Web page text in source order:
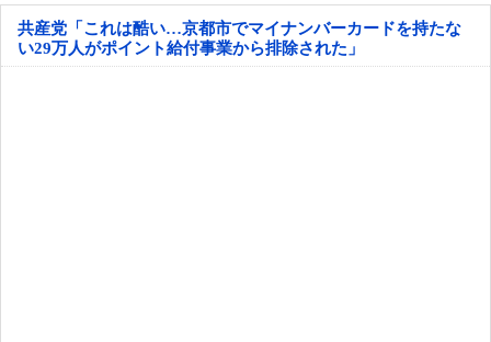
共産党「これは酷い…京都市でマイナンバーカードを持たな
い29万人がポイント給付事業から排除された」